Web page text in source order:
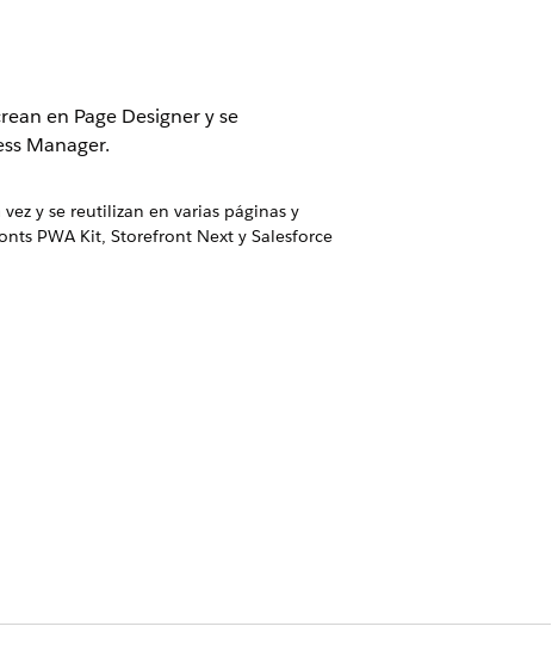
en Page Designer y se
Manager.
y se reutilizan en varias páginas y
PWA Kit, Storefront Next y Salesforce
aparecerán en el módulo Bloques